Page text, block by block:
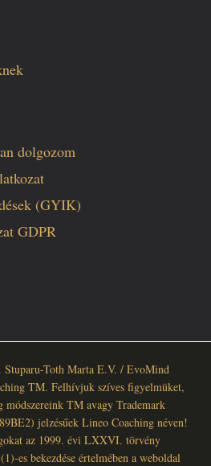
dolgozom
(GYIK)
GDPR
Toth Marta E.V. / EvoMind
TM. Felhívjuk szíves figyelmüket,
módszereink TM avagy Trademark
jelzésűek Lineo Coaching néven!
az 1999. évi LXXVI. törvény
es bekezdése értelmében a weboldal